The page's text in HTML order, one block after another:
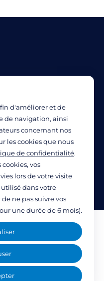
Instagram
accessible
d'améliorer et de
de navigation, ainsi
concernant nos
les cookies que nous
de confidentialité.
vos
lors de votre visite
utilisé dans votre
ne pas suivre vos
une durée de 6 mois).